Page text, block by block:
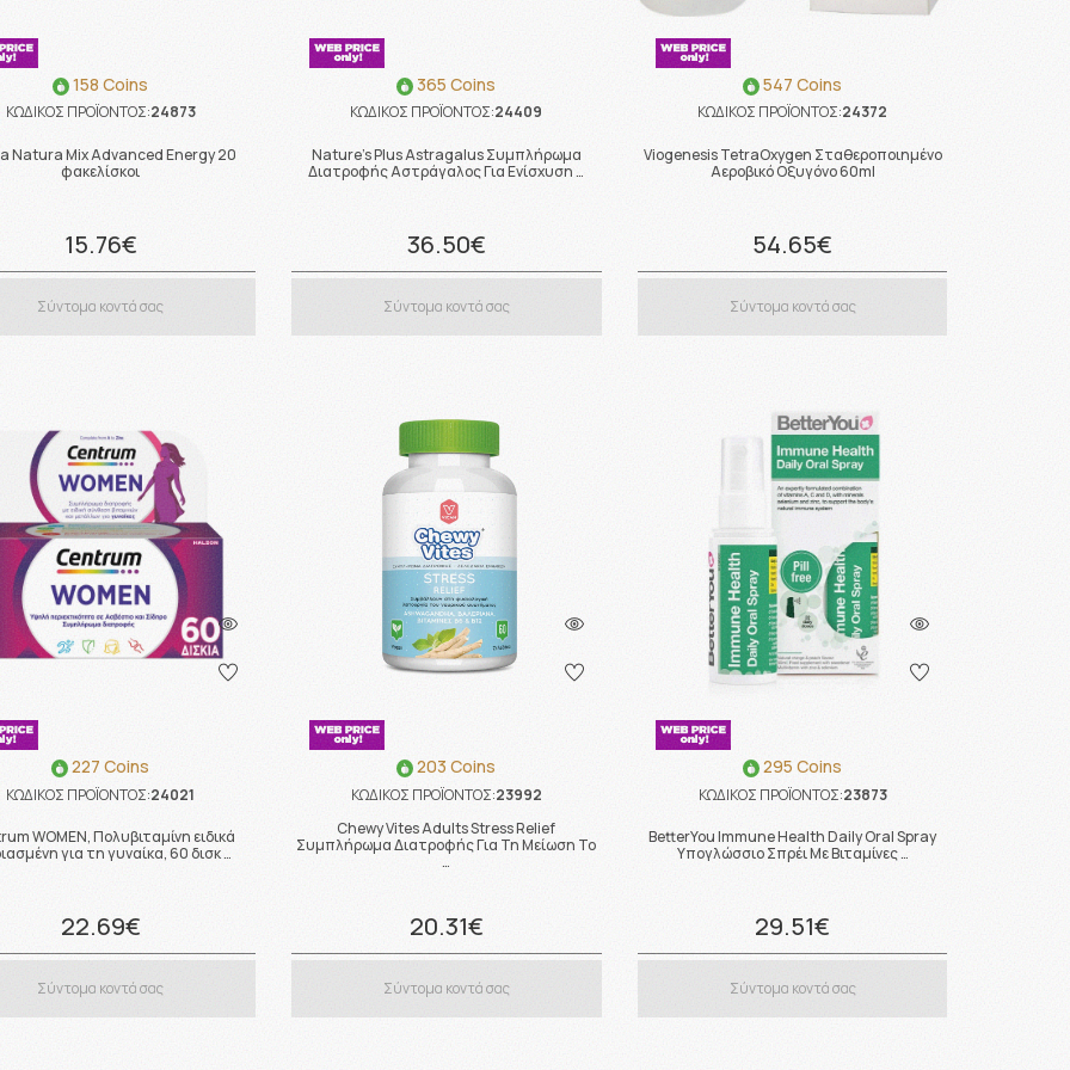
158 Coins
ΚΩΔΙΚΟΣ ΠΡΟΪΟΝΤΟΣ:24873
Natura Mix Advanced Energy 20
φακελίσκοι
15.76€
Σύντομα κοντά σας
365 Coins
ΚΩΔΙΚΟΣ ΠΡΟΪΟΝΤΟΣ:24409
Nature's Plus Astragalus Συμπλήρωμα
Διατροφής Αστράγαλος Για Ενίσχυση …
36.50€
Σύντομα κοντά σας
547 Coins
ΚΩΔΙΚΟΣ ΠΡΟΪΟΝΤΟΣ:24372
Viogenesis TetraOxygen Σταθεροποιημένο
Αεροβικό Οξυγόνο 60ml
54.65€
Σύντομα κοντά σας
227 Coins
ΚΩΔΙΚΟΣ ΠΡΟΪΟΝΤΟΣ:24021
WOMEN, Πολυβιταμίνη ειδικά
για τη γυναίκα, 60 δισκ …
22.69€
Σύντομα κοντά σας
203 Coins
ΚΩΔΙΚΟΣ ΠΡΟΪΟΝΤΟΣ:23992
Chewy Vites Adults Stress Relief
Συμπλήρωμα Διατροφής Για Τη Μείωση Το
…
20.31€
Σύντομα κοντά σας
295 Coins
ΚΩΔΙΚΟΣ ΠΡΟΪΟΝΤΟΣ:23873
BetterYou Immune Health Daily Oral Spray
Υπογλώσσιο Σπρέι Με Βιταμίνες …
29.51€
Σύντομα κοντά σας